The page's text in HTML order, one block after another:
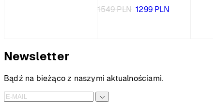
1549PLN Pierwotna
1299 PLNAktualna
Newsletter
Bądź na bieżąco z naszymi aktualnościami.